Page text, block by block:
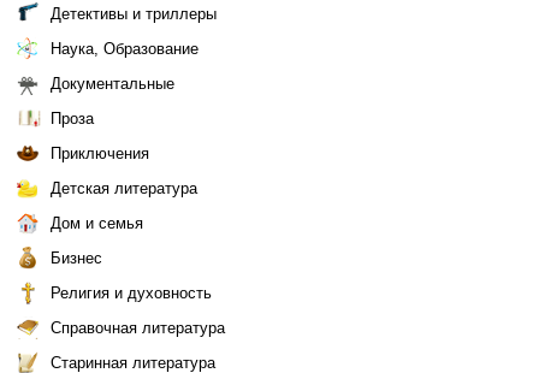
Детективы и триллеры
Наука, Образование
Документальные
Проза
Приключения
Детская литература
Дом и семья
Бизнес
Религия и духовность
Справочная литература
Старинная литература